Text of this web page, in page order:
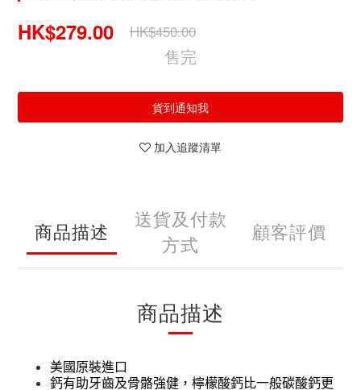
HK$279.00 HK$450.00
售完
貨到通知我
加入追蹤清單
商品描述
送貨及付款
方式
顧客評價
商品描述
美國 原裝進口
鈣有助牙齒及骨骼強健，檸檬酸鈣比一般碳酸鈣更